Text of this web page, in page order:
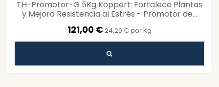
TH-Promotor-G 5Kg Koppert: Fortalece Plantas
y Mejora Resistencia al Estrés - Promotor de...
121,00 €24,20 € por Kg